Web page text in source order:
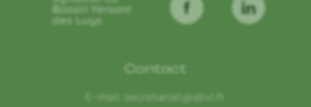
Contact
E-mail:
secretariat@sbvl.fr